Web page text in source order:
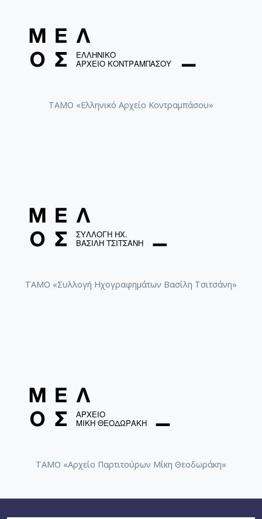
ΤΑΜΟ «Ελληνικό Αρχείο Κοντραμπάσου»
ΤΑΜΟ «Συλλογή Ηχογραφημάτων Βασίλη Τσιτσάνη»
ΤΑΜΟ «Αρχείο Παρτιτούρων Μίκη Θεοδωράκη»